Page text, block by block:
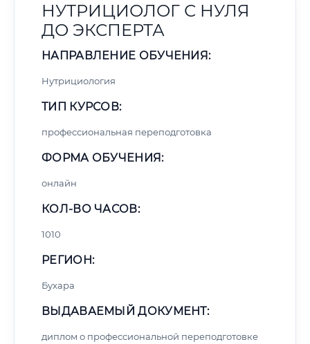
НУТРИЦИОЛОГ С НУЛЯ
ДО ЭКСПЕРТА
НАПРАВЛЕНИЕ ОБУЧЕНИЯ:
Нутрициология
ТИП КУРСОВ:
профессиональная переподготовка
ФОРМА ОБУЧЕНИЯ:
онлайн
КОЛ-ВО ЧАСОВ:
1010
РЕГИОН:
Бухара
ВЫДАВАЕМЫЙ ДОКУМЕНТ:
диплом о профессиональной переподготовке